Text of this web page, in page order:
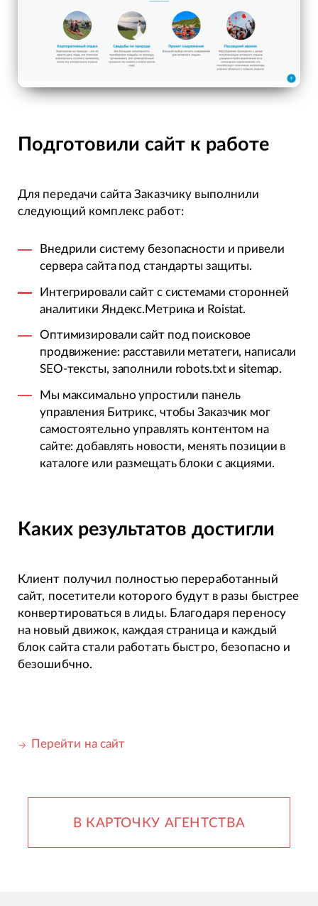
Подготовили сайт к работе
Для передачи сайта Заказчику выполнили
следующий комплекс работ:
Внедрили систему безопасности и привели
сервера сайта под стандарты защиты.
Интегрировали сайт с системами сторонней
аналитики Яндекс.Метрика и Roistat.
Оптимизировали сайт под поисковое
продвижение: расставили метатеги, написали
SEO-тексты, заполнили robots.txt и sitemap.
Мы максимально упростили панель
управления Битрикс, чтобы Заказчик мог
самостоятельно управлять контентом на
сайте: добавлять новости, менять позиции в
каталоге или размещать блоки с акциями.
Каких результатов достигли
Клиент получил полностью переработанный
сайт, посетители которого будут в разы быстрее
конвертироваться в лиды. Благодаря переносу
на новый движок, каждая страница и каждый
блок сайта стали работать быстро, безопасно и
безошибчно.
Перейти на сайт
В КАРТОЧКУ АГЕНТСТВА